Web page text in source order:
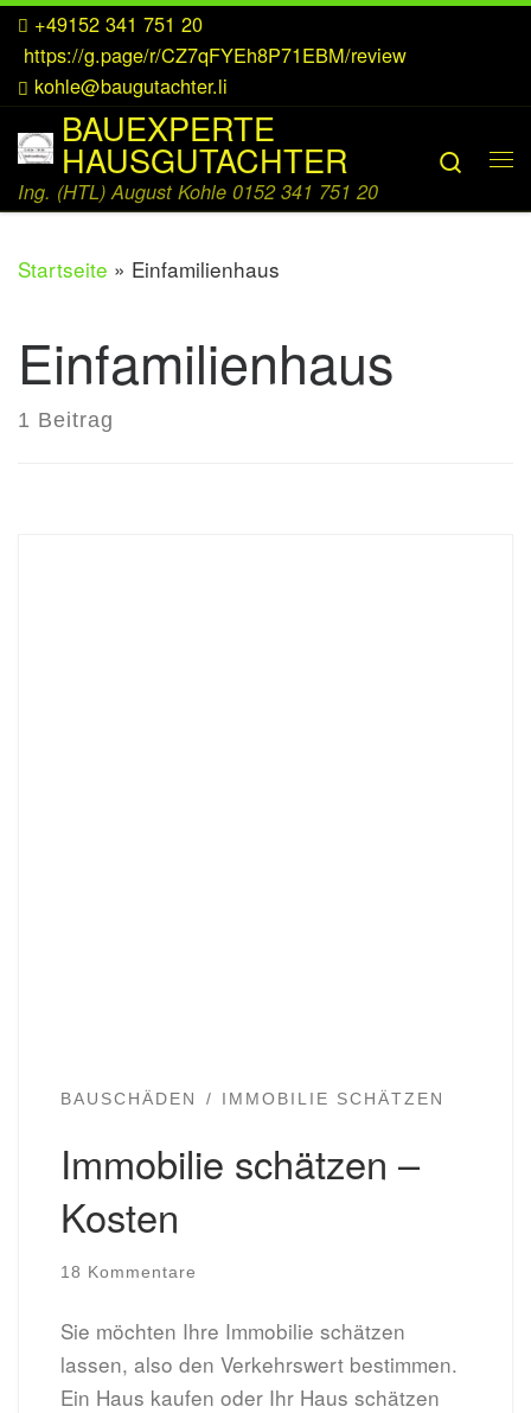
Zum Inhalt springen
+49152 341 751 20
https://g.page/r/CZ7qFYEh8P71EBM/review
kohle@baugutachter.li
BAUEXPERTE
HAUSGUTACHTER
Ing. (HTL) August Kohle 0152 341 751 20
Search
Startseite » Einfamilienhaus
Einfamilienhaus
1 Beitrag
BAUSCHÄDEN IMMOBILIE SCHÄTZEN
Immobilie schätzen –
Kosten
18 Kommentare
Sie möchten Ihre Immobilie schätzen
lassen, also den Verkehrswert bestimmen.
Ein Haus kaufen oder Ihr Haus schätzen